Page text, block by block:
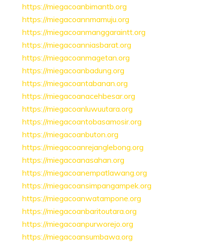
https://miegacoanbimantb.org
https://miegacoannmamuju.org
https://miegacoanmanggaraintt.org
https://miegacoanniasbarat.org
https://miegacoanmagetan.org
https://miegacoanbadung.org
https://miegacoantabanan.org
https://miegacoanacehbesar.org
https://miegacoanluwuutara.org
https://miegacoantobasamosir.org
https://miegacoanbuton.org
https://miegacoanrejanglebong.org
https://miegacoanasahan.org
https://miegacoanempatlawang.org
https://miegacoansimpangampek.org
https://miegacoanwatampone.org
https://miegacoanbaritoutara.org
https://miegacoanpurworejo.org
https://miegacoansumbawa.org